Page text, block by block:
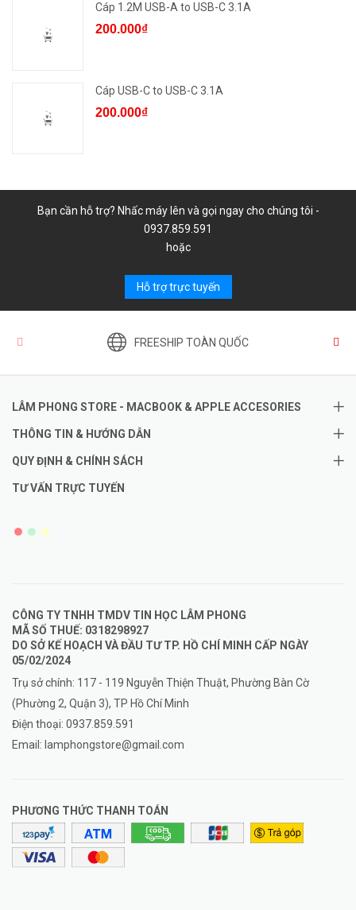
Cáp 1.2M USB-A to USB-C 3.1A
200.000₫
Cáp USB-C to USB-C 3.1A
200.000₫
Bạn cần hỗ trợ? Nhấc máy lên và gọi ngay cho chúng tôi -
0937.859.591
hoặc
Hỗ trợ trực tuyến
FREESHIP TOÀN QUỐC
LÂM PHONG STORE - MACBOOK & APPLE ACCESORIES
THÔNG TIN & HƯỚNG DẪN
QUY ĐỊNH & CHÍNH SÁCH
TƯ VẤN TRỰC TUYẾN
CÔNG TY TNHH TMDV TIN HỌC LÂM PHONG
MÃ SỐ THUẾ: 0318298927
DO SỞ KẾ HOẠCH VÀ ĐẦU TƯ TP. HỒ CHÍ MINH CẤP NGÀY
05/02/2024
Trụ sở chính: 117 - 119 Nguyễn Thiện Thuật, Phường Bàn Cờ
(Phường 2, Quận 3), TP Hồ Chí Minh
Điện thoại: 0937.859.591
Email: lamphongstore@gmail.com
PHƯƠNG THỨC THANH TOÁN